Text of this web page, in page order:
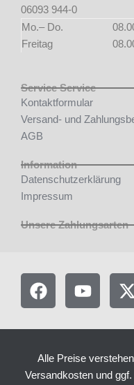
06093 944-0
Mo.– Do.
Freitag
Service Service
Kontaktformular
Versand- und
AGB
Information
Datenschutzerklärung
Impressum
Unsere Zahlungsarten
F
a
e
b
o
Y
o
t
b
X
-
t
Alle Preise
Versandkosten und